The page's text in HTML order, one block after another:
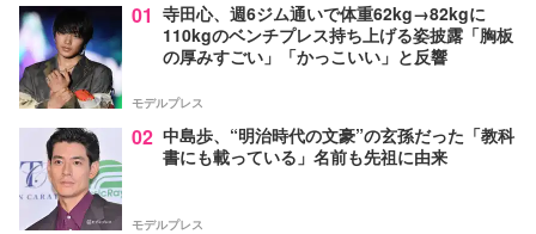
01 寺田心、週6ジム通いで体重62kg→82kgに
110kgのベンチプレス持ち上げる姿披露「胸板
の厚みすごい」「かっこいい」と反響
モデルプレス
02 中島歩、“明治時代の文豪”の玄孫だった「教科
書にも載っている」名前も先祖に由来
モデルプレス